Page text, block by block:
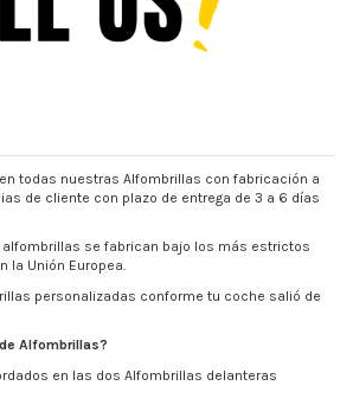
todas nuestras Alfombrillas con fabricación a
de cliente con plazo de entrega de 3 a 6 días
se fabrican bajo los más estrictos
la Unión Europea.
personalizadas conforme tu coche salió de
Alfombrillas?
en las dos Alfombrillas delanteras